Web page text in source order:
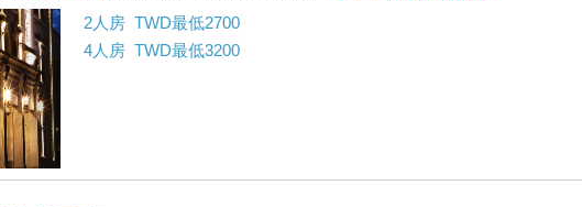
2人房 TWD最低2700
4人房 TWD最低3200